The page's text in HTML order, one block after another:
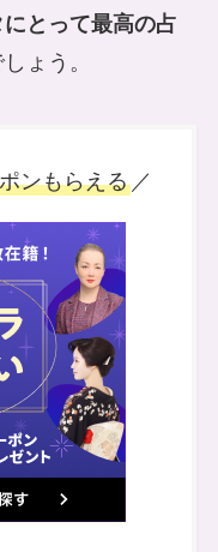
にとって最高の占
ょう。
ンもらえる／